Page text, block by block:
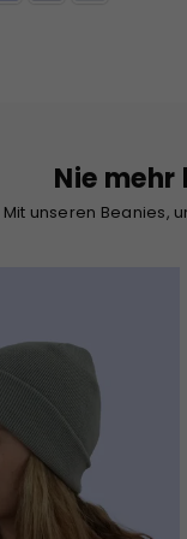
Nie mehr
Mit unseren Beanies,